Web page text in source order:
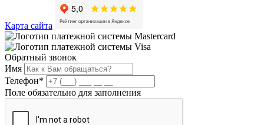
Карта сайта
Обратный звонок
Имя
Телефон*
Поле обязательно для заполнения